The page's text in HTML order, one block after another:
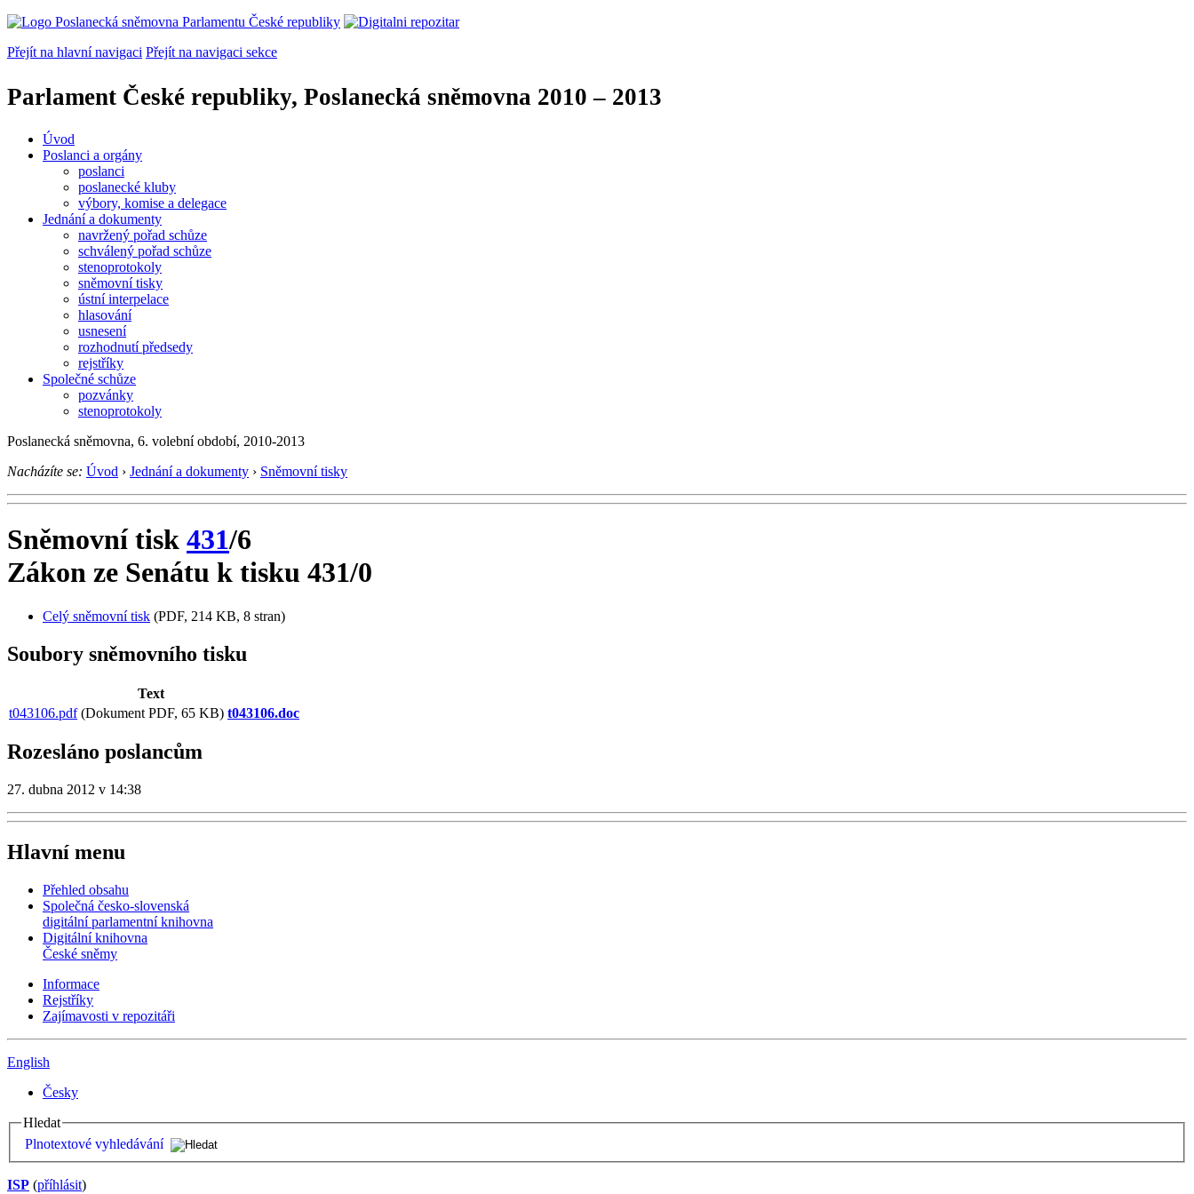
Přejít na hlavní navigaci Přejít na navigaci sekce
Parlament České republiky, Poslanecká sněmovna 2010 – 2013
Úvod
Poslanci a orgány
poslanci
poslanecké kluby
výbory, komise a delegace
Jednání a dokumenty
navržený pořad schůze
schválený pořad schůze
stenoprotokoly
sněmovní tisky
ústní interpelace
hlasování
usnesení
rozhodnutí předsedy
rejstříky
Společné schůze
pozvánky
stenoprotokoly
Poslanecká sněmovna, 6. volební období, 2010-2013
Nacházíte se: Úvod › Jednání a dokumenty › Sněmovní tisky
Sněmovní tisk 431/6
Zákon ze Senátu k tisku 431/0
Celý sněmovní tisk (PDF, 214 KB, 8 stran)
Soubory sněmovního tisku
Text
t043106.pdf(Dokument PDF, 65 KB) t043106.doc
Rozesláno poslancům
27. dubna 2012 v 14:38
Hlavní menu
Přehled obsahu
Společná česko-slovenská
digitální parlamentní knihovna
Digitální knihovna
České sněmy
Informace
Rejstříky
Zajímavosti v repozitáři
English
Česky
Hledat
Plnotextové vyhledávání
ISP (příhlásit)